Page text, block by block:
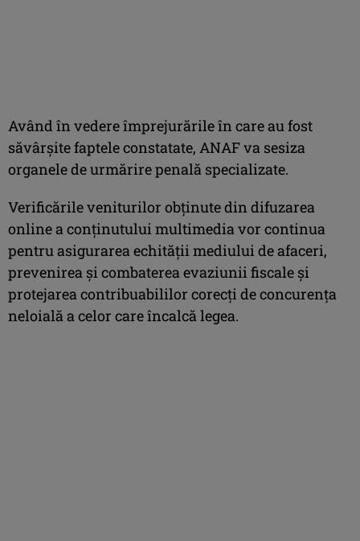
Având în vedere împrejurările în care au fost
săvârșite faptele constatate, ANAF va sesiza
organele de urmărire penală specializate.
Verificările veniturilor obținute din difuzarea
online a conținutului multimedia vor continua
pentru asigurarea echității mediului de afaceri,
prevenirea și combaterea evaziunii fiscale și
protejarea contribuabililor corecți de concurența
neloială a celor care încalcă legea.